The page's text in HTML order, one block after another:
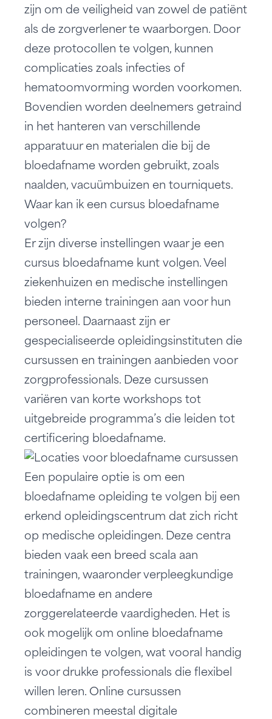
zijn om de veiligheid van zowel de patiënt
als de zorgverlener te waarborgen. Door
deze protocollen te volgen, kunnen
complicaties zoals infecties of
hematoomvorming worden voorkomen.
Bovendien worden deelnemers getraind
in het hanteren van verschillende
apparatuur en materialen die bij de
bloedafname worden gebruikt, zoals
naalden, vacuümbuizen en tourniquets.
Waar kan ik een cursus bloedafname
volgen?
Er zijn diverse instellingen waar je een
cursus bloedafname kunt volgen. Veel
ziekenhuizen en medische instellingen
bieden interne trainingen aan voor hun
personeel. Daarnaast zijn er
gespecialiseerde opleidingsinstituten die
cursussen en trainingen aanbieden voor
zorgprofessionals. Deze cursussen
variëren van korte workshops tot
uitgebreide programma’s die leiden tot
certificering bloedafname.
Een populaire optie is om een
bloedafname opleiding te volgen bij een
erkend opleidingscentrum dat zich richt
op medische opleidingen. Deze centra
bieden vaak een breed scala aan
trainingen, waaronder verpleegkundige
bloedafname en andere
zorggerelateerde vaardigheden. Het is
ook mogelijk om online bloedafname
opleidingen te volgen, wat vooral handig
is voor drukke professionals die flexibel
willen leren. Online cursussen
combineren meestal digitale